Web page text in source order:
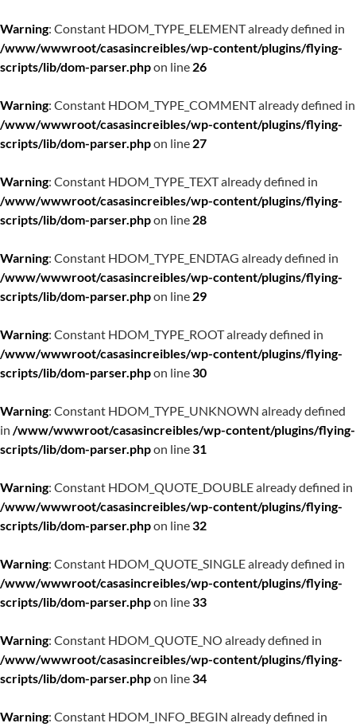
Warning: Constant HDOM_TYPE_ELEMENT already defined in
/www/wwwroot/casasincreibles/wp-content/plugins/flying-
scripts/lib/dom-parser.phpon line 26
Warning: Constant HDOM_TYPE_COMMENT already defined in
/www/wwwroot/casasincreibles/wp-content/plugins/flying-
scripts/lib/dom-parser.phpon line 27
Warning: Constant HDOM_TYPE_TEXT already defined in
/www/wwwroot/casasincreibles/wp-content/plugins/flying-
scripts/lib/dom-parser.phpon line 28
Warning: Constant HDOM_TYPE_ENDTAG already defined in
/www/wwwroot/casasincreibles/wp-content/plugins/flying-
scripts/lib/dom-parser.phpon line 29
Warning: Constant HDOM_TYPE_ROOT already defined in
/www/wwwroot/casasincreibles/wp-content/plugins/flying-
scripts/lib/dom-parser.phpon line30
Warning: Constant HDOM_TYPE_UNKNOWN already defined
in /www/wwwroot/casasincreibles/wp-content/plugins/flying-
scripts/lib/dom-parser.phpon line31
Warning: Constant HDOM_QUOTE_DOUBLE already defined in
/www/wwwroot/casasincreibles/wp-content/plugins/flying-
scripts/lib/dom-parser.phpon line32
Warning: Constant HDOM_QUOTE_SINGLE already defined in
/www/wwwroot/casasincreibles/wp-content/plugins/flying-
scripts/lib/dom-parser.phpon line33
Warning: Constant HDOM_QUOTE_NO already defined in
/www/wwwroot/casasincreibles/wp-content/plugins/flying-
scripts/lib/dom-parser.phpon line34
Warning: Constant HDOM_INFO_BEGIN already defined in